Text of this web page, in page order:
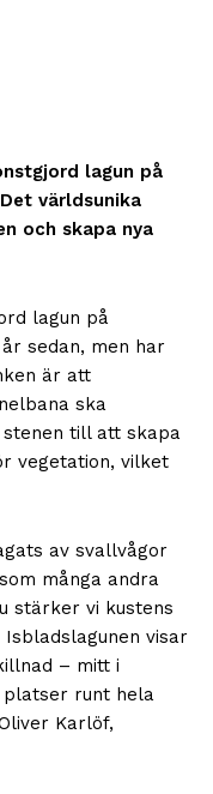
lagun på
världsunika
och skapa nya
lagun på
sedan, men har
är att
ska
till att skapa
vegetation, vilket
av svallvågor
många andra
stärker vi kustens
visar
– mitt i
runt hela
Karlöf,